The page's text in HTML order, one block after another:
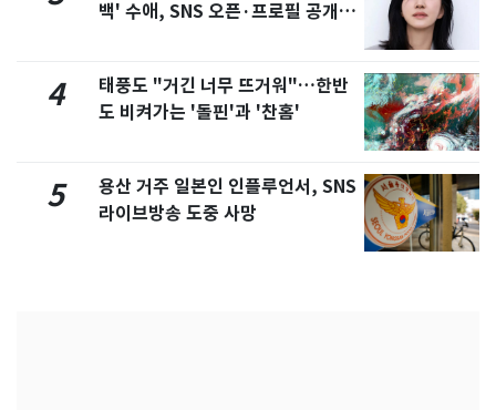
백' 수애, SNS 오픈·프로필 공개
4
태풍도 "거긴 너무 뜨거워"…한반
도 비켜가는 '돌핀'과 '찬홈'
5
용산 거주 일본인 인플루언서, SNS
라이브방송 도중 사망